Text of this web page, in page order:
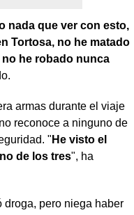
nada que ver con esto,
Tortosa, no he matado
he robado nunca
armas durante el viaje
reconoce a ninguno de
" He visto el
de los tres", ha
droga, pero niega haber